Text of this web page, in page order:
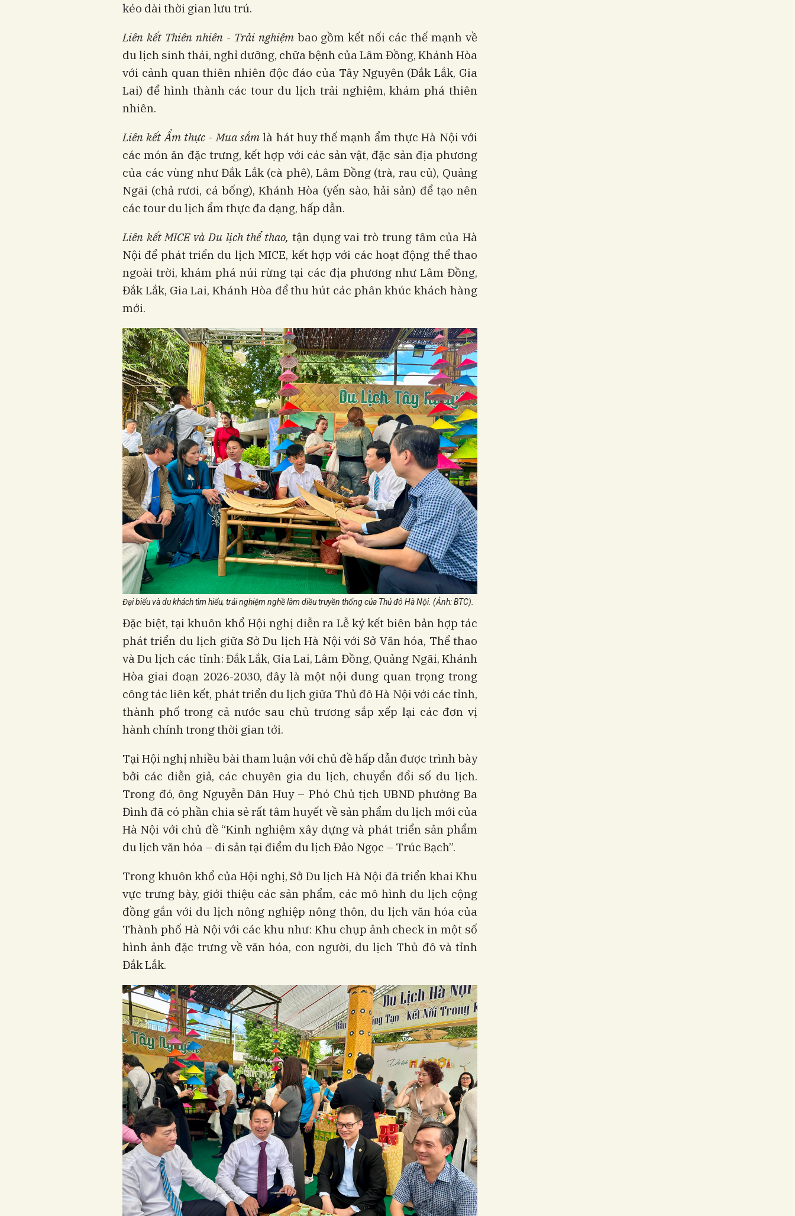
kéo dài thời gian lưu trú.
Liên kết Thiên nhiên - Trải nghiệmbao gồm kết nối các thế mạnh về
du lịch sinh thái, nghỉ dưỡng, chữa bệnh của Lâm Đồng, Khánh Hòa
với cảnh quan thiên nhiên độc đáo của Tây Nguyên (Đắk Lắk, Gia
Lai) để hình thành các tour du lịch trải nghiệm, khám phá thiên
nhiên.
Liên kết Ẩm thực - Mua sắmlà hát huy thế mạnh ẩm thực Hà Nội với
các món ăn đặc trưng, kết hợp với các sản vật, đặc sản địa phương
của các vùng như Đắk Lắk (cà phê), Lâm Đồng (trà, rau củ), Quảng
Ngãi (chả rươi, cá bống), Khánh Hòa (yến sào, hải sản) để tạo nên
các tour du lịch ẩm thực đa dạng, hấp dẫn.
Liên kết MICE và Du lịch thể thao, tận dụng vai trò trung tâm của Hà
Nội để phát triển du lịch MICE, kết hợp với các hoạt động thể thao
ngoài trời, khám phá núi rừng tại các địa phương như Lâm Đồng,
Đắk Lắk, Gia Lai, Khánh Hòa để thu hút các phân khúc khách hàng
mới.
Đại biểu và du khách tìm hiểu, trải nghiệm nghề làm diều truyền thống của Thủ đô Hà Nội. (Ảnh: BTC).
Đặc biệt, tại khuôn khổ Hội nghị diễn ra Lễ ký kết biên bản hợp tác
phát triển du lịch giữa Sở Du lịch Hà Nội với Sở Văn hóa, Thể thao
và Du lịch các tỉnh: Đắk Lắk, Gia Lai, Lâm Đồng, Quảng Ngãi, Khánh
Hòa giai đoạn 2026-2030, đây là một nội dung quan trọng trong
công tác liên kết, phát triển du lịch giữa Thủ đô Hà Nội với các tỉnh,
thành phố trong cả nước sau chủ trương sắp xếp lại các đơn vị
hành chính trong thời gian tới.
Tại Hội nghị nhiều bài tham luận với chủ đề hấp dẫn được trình bày
bởi các diễn giả, các chuyên gia du lịch, chuyển đổi số du lịch.
Trong đó, ông Nguyễn Dân Huy – Phó Chủ tịch UBND phường Ba
Đình đã có phần chia sẻ rất tâm huyết về sản phẩm du lịch mới của
Hà Nội với chủ đề “Kinh nghiệm xây dựng và phát triển sản phẩm
du lịch văn hóa – di sản tại điểm du lịch Đảo Ngọc – Trúc Bạch”.
Trong khuôn khổ của Hội nghị, Sở Du lịch Hà Nội đã triển khai Khu
vực trưng bày, giới thiệu các sản phẩm, các mô hình du lịch cộng
đồng gắn với du lịch nông nghiệp nông thôn, du lịch văn hóa của
Thành phố Hà Nội với các khu như: Khu chụp ảnh check in một số
hình ảnh đặc trưng về văn hóa, con người, du lịch Thủ đô và tỉnh
Đắk Lắk.